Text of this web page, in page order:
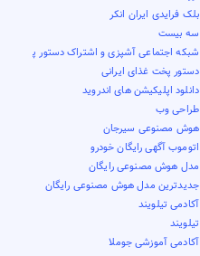
بلک فرایدی ایران انکر
سه بیست
شبکه اجتماعی آشپزی و اشتراک دستور پخت
دستور پخت غذای ایرانی
دانلود اپلیکیشن های اندروید
طراحی وب
هوش مصنوعی سیرجان
اتوموب آگهی رایگان خودرو
مدل هوش مصنوعی رایگان
جدیدترین مدل هوش مصنوعی رایگان
آکادمی تیلویند
تیلویند
آکادمی آموزشی جوملا